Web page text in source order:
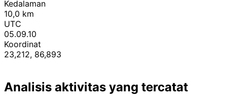
Kedalaman
10,0 km
UTC
05.09.10
Koordinat
23,212, 86,893
Analisis aktivitas yang tercatat